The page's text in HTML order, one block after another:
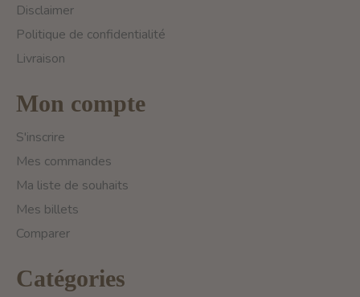
Disclaimer
Politique de confidentialité
Livraison
Mon compte
S'inscrire
Mes commandes
Ma liste de souhaits
Mes billets
Comparer
Catégories